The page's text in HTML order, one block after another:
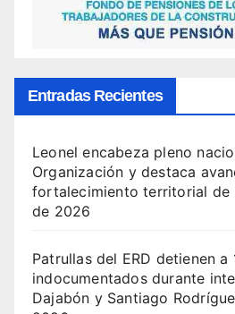
Entradas Recientes
Leonel encabeza pleno
Organización y destaca
fortalecimiento territorial de
de 2026
Patrullas del ERD detienen a
indocumentados durante
Dajabón y Santiago